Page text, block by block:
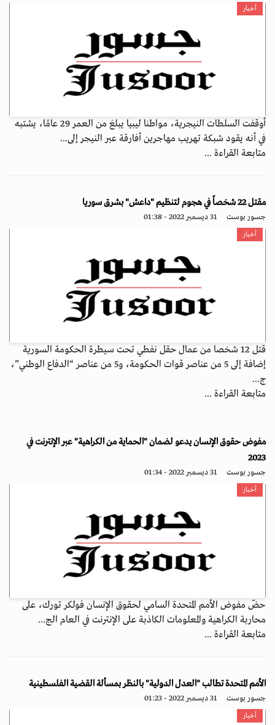
أخبار
أوقفت السلطات النيجرية، مواطنا ليبيا يبلغ من العمر 29 عامًا، يشتبه
في أنه يقود شبكة تهريب مهاجرين أفارقة عبر النيجر إلى...
متابعة القراءة ...
مقتل 22 شخصاً في هجوم لتنظيم "داعش" بشرق سوريا
جسور بوست 31 ديسمبر 2022 - 01:38
أخبار
قتل 12 شخصا من عمال حقل نفطي تحت سيطرة الحكومة السورية
إضافة إلى 5 من عناصر قوات الحكومة، و5 من عناصر “الدفاع الوطني”،
ج...
متابعة القراءة ...
مفوض حقوق الإنسان يدعو لضمان "الحماية من الكراهية" عبر الإنترنت في
2023
جسور بوست 31 ديسمبر 2022 - 01:34
أخبار
حضّ مفوض الأمم المتحدة السامي لحقوق الإنسان فولكر تورك، على
محاربة الكراهية والمعلومات الكاذبة على الإنترنت في العام الج...
متابعة القراءة ...
الأمم المتحدة تطالب "العدل الدولية" بالنظر بمسألة القضية الفلسطينية
جسور بوست 31 ديسمبر 2022 - 01:23
أخبار